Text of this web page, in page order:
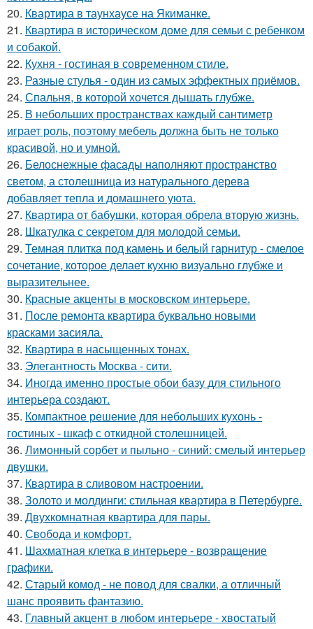
20. Квартира в таунхаусе на Якиманке.
21. Квартира в историческом доме для семьи с ребенком
и собакой.
22. Кухня - гостиная в современном стиле.
23. Разные стулья - один из самых эффектных приёмов.
24. Спальня, в которой хочется дышать глубже.
25. В небольших пространствах каждый сантиметр
играет роль, поэтому мебель должна быть не только
красивой, но и умной.
26. Белоснежные фасады наполняют пространство
светом, а столешница из натурального дерева
добавляет тепла и домашнего уюта.
27. Квартира от бабушки, которая обрела вторую жизнь.
28. Шкатулка с секретом для молодой семьи.
29. Темная плитка под камень и белый гарнитур - смелое
сочетание, которое делает кухню визуально глубже и
выразительнее.
30. Красные акценты в московском интерьере.
31. После ремонта квартира буквально новыми
красками засияла.
32. Квартира в насыщенных тонах.
33. Элегантность Москва - сити.
34. Иногда именно простые обои базу для стильного
интерьера создают.
35. Компактное решение для небольших кухонь -
гостиных - шкаф с откидной столешницей.
36. Лимонный сорбет и пыльно - синий: смелый интерьер
двушки.
37. Квартира в сливовом настроении.
38. Золото и молдинги: стильная квартира в Петербурге.
39. Двухкомнатная квартира для пары.
40. Свобода и комфорт.
41. Шахматная клетка в интерьере - возвращение
графики.
42. Старый комод - не повод для свалки, а отличный
шанс проявить фантазию.
43. Главный акцент в любом интерьере - хвостатый